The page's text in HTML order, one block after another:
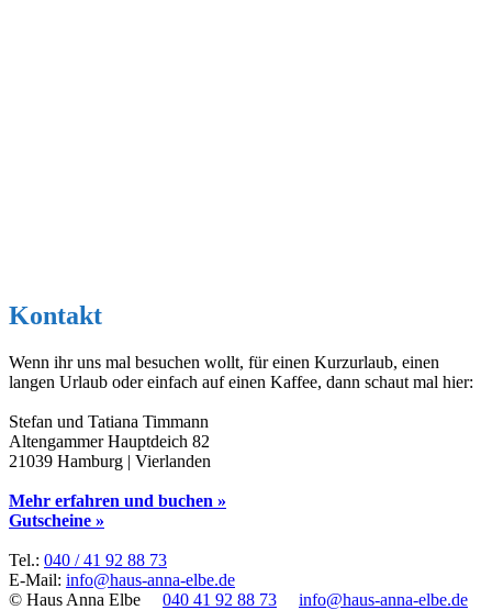
Kontakt
Wenn ihr uns mal besuchen wollt, für einen Kurzurlaub, einen
langen Urlaub oder einfach auf einen Kaffee, dann schaut mal hier:
Stefan und Tatiana Timmann
Altengammer Hauptdeich 82
21039 Hamburg | Vierlanden
Mehr erfahren und buchen »
Gutscheine »
Tel.: 040 / 41 92 88 73
E-Mail: info@haus-anna-elbe.de
© Haus Anna Elbe 040 41 92 88 73
info@haus-anna-elbe.de